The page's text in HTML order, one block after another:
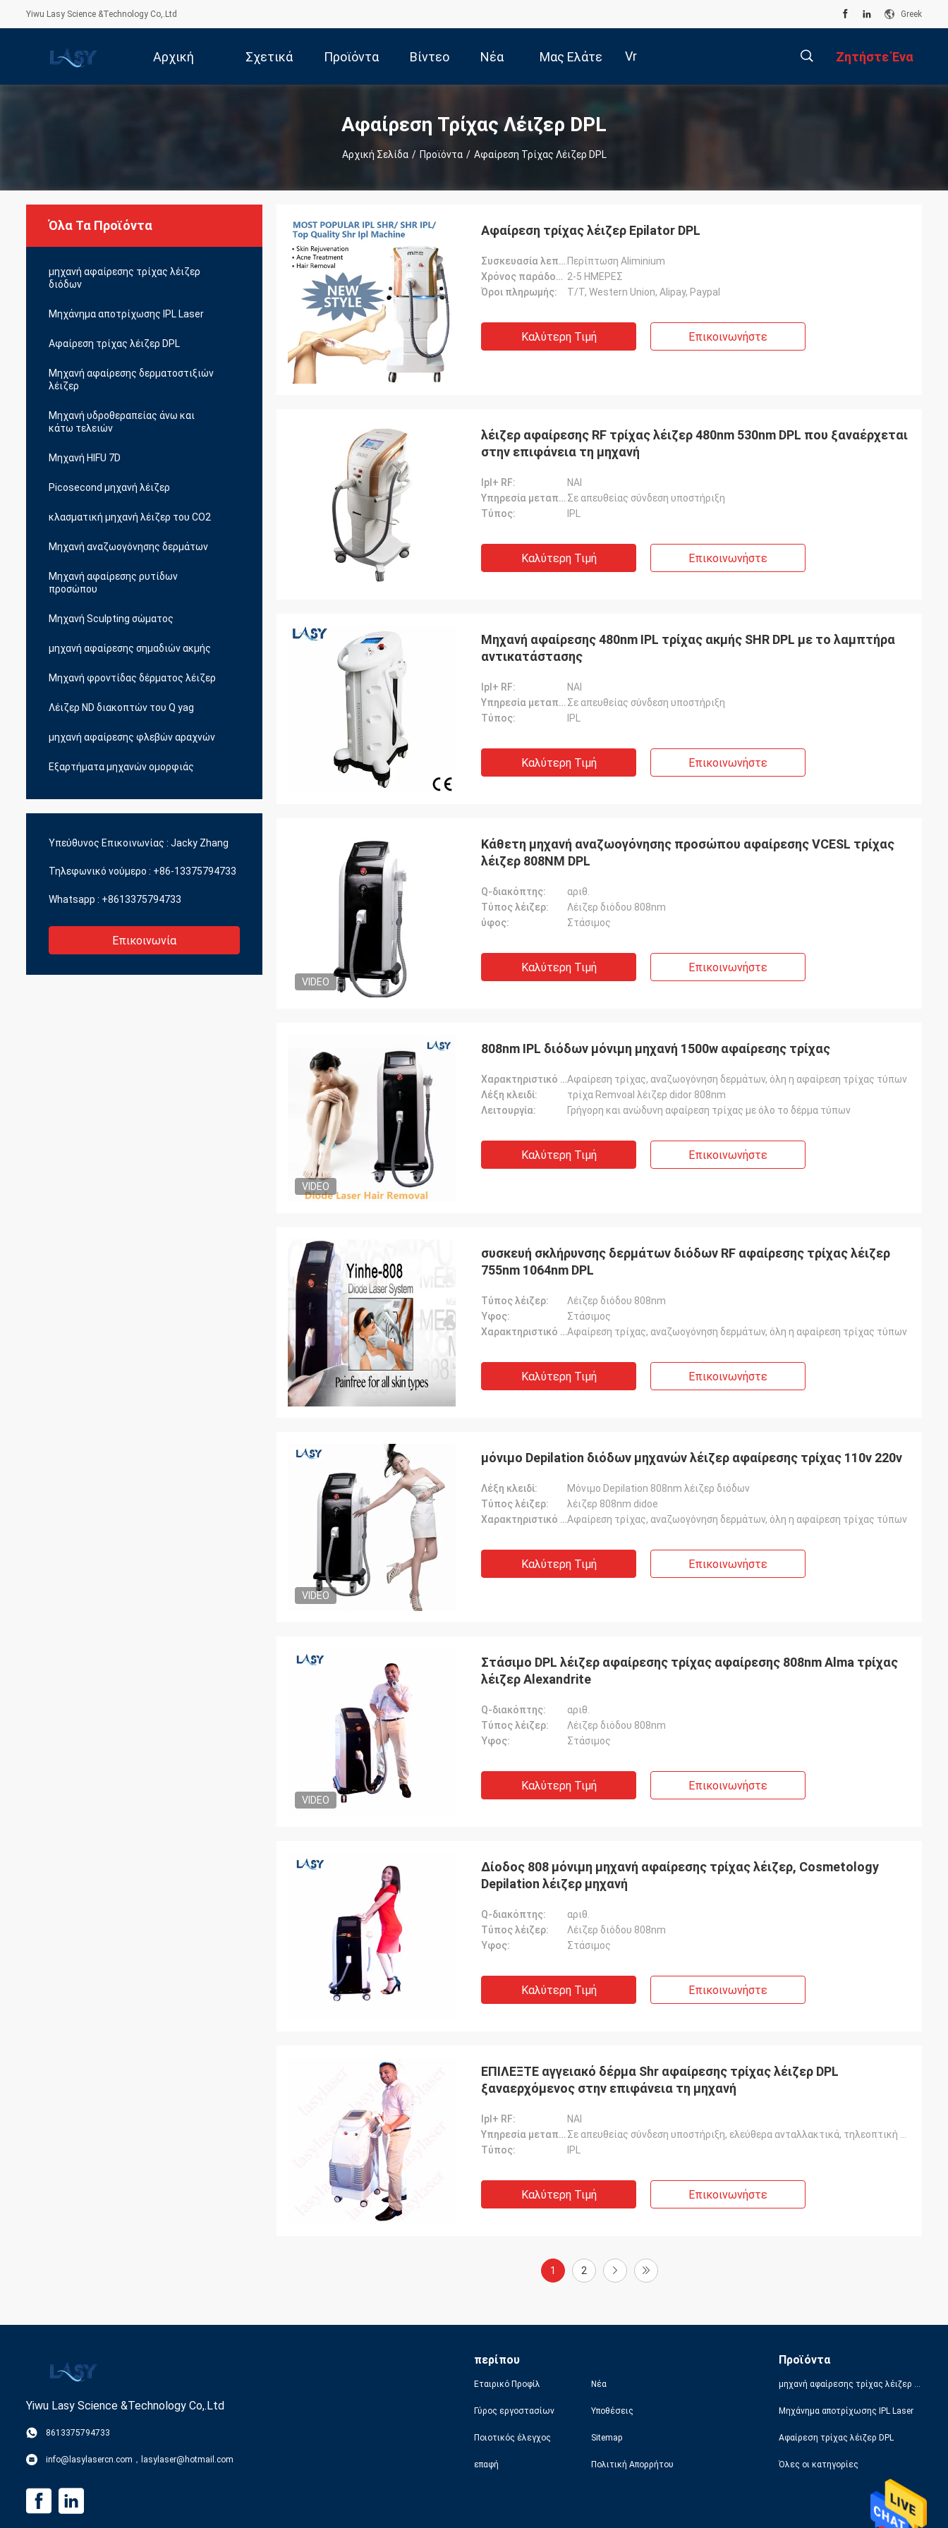
Yiwu Lasy Science &Technology Co,.Ltd Greek
Αρχική Σχετικά Προϊόντα Βίντεο Νέα Μας Ελάτε
Σε Επαφή
Vr Ζητήστε Ένα
Απόσπασμα
Αφαίρεση Τρίχας Λέιζερ DPL
Αρχική Σελίδα / Προϊόντα / Αφαίρεση Τρίχας Λέιζερ DPL
Όλα Τα Προϊόντα
μηχανή αφαίρεσης τρίχας λέιζερ
διόδων
Μηχάνημα αποτρίχωσης IPL Laser
Αφαίρεση τρίχας λέιζερ DPL
Μηχανή αφαίρεσης δερματοστιξιών
λέιζερ
Μηχανή υδροθεραπείας άνω και
κάτω τελειών
Μηχανή HIFU 7D
Picosecond μηχανή λέιζερ
κλασματική μηχανή λέιζερ του CO2
Μηχανή αναζωογόνησης δερμάτων
Μηχανή αφαίρεσης ρυτίδων
προσώπου
Μηχανή Sculpting σώματος
μηχανή αφαίρεσης σημαδιών ακμής
Μηχανή φροντίδας δέρματος λέιζερ
Λέιζερ ND διακοπτών του Q yag
μηχανή αφαίρεσης φλεβών αραχνών
Εξαρτήματα μηχανών ομορφιάς
Υπεύθυνος Επικοινωνίας : Jacky Zhang
Τηλεφωνικό νούμερο : +86-13375794733
Whatsapp : +8613375794733
Επικοινωνία
Αφαίρεση τρίχας λέιζερ Epilator DPL
Συσκευασία λεπτομέρειες: Περίπτωση Aliminium
Χρόνος παράδοσης: 2-5 ΗΜΕΡΕΣ
Όροι πληρωμής:
T/T, Western Union, Alipay, Paypal
Καλύτερη Τιμή Επικοινωνήστε
λέιζερ αφαίρεσης RF τρίχας λέιζερ 480nm 530nm DPL που ξαναέρχεται
στην επιφάνεια τη μηχανή
Ipl+ RF:
ΝΑΙ
Υπηρεσία μεταπωλήσεων παρεχόμενη: Σε απευθείας σύνδεση υποστήριξη
Τύπος:
IPL
Καλύτερη Τιμή Επικοινωνήστε
Μηχανή αφαίρεσης 480nm IPL τρίχας ακμής SHR DPL με το λαμπτήρα
αντικατάστασης
Ipl+ RF:
ΝΑΙ
Υπηρεσία μεταπωλήσεων παρεχόμενη: Σε απευθείας σύνδεση υποστήριξη
Τύπος:
IPL
Καλύτερη Τιμή Επικοινωνήστε
VIDEO
Κάθετη μηχανή αναζωογόνησης προσώπου αφαίρεσης VCESL τρίχας
λέιζερ 808NM DPL
Q-διακόπτης:
αριθ.
Τύπος λέιζερ:
Λέιζερ διόδου 808nm
ύφος:
Στάσιμος
Καλύτερη Τιμή Επικοινωνήστε
VIDEO
808nm IPL διόδων μόνιμη μηχανή 1500w αφαίρεσης τρίχας
Χαρακτηριστικό γνώρισμα:Αφαίρεση τρίχας, αναζωογόνηση δερμάτων, όλη η αφαίρεση τρίχας τύπων
Λέξη κλειδί:
τρίχα Remvoal λέιζερ didor 808nm
Λειτουργία:
Γρήγορη και ανώδυνη αφαίρεση τρίχας με όλο το δέρμα τύπων
Καλύτερη Τιμή Επικοινωνήστε
συσκευή σκλήρυνσης δερμάτων διόδων RF αφαίρεσης τρίχας λέιζερ
755nm 1064nm DPL
Τύπος λέιζερ:
Λέιζερ διόδου 808nm
Ύφος:
Στάσιμος
Χαρακτηριστικό γνώρισμα:Αφαίρεση τρίχας, αναζωογόνηση δερμάτων, όλη η αφαίρεση τρίχας τύπων
Καλύτερη Τιμή Επικοινωνήστε
VIDEO
μόνιμο Depilation διόδων μηχανών λέιζερ αφαίρεσης τρίχας 110v 220v
Λέξη κλειδί:
Μόνιμο Depilation 808nm λέιζερ διόδων
Τύπος λέιζερ:
λέιζερ 808nm didoe
Χαρακτηριστικό γνώρισμα:Αφαίρεση τρίχας, αναζωογόνηση δερμάτων, όλη η αφαίρεση τρίχας τύπων
Καλύτερη Τιμή Επικοινωνήστε
VIDEO
Στάσιμο DPL λέιζερ αφαίρεσης τρίχας αφαίρεσης 808nm Alma τρίχας
λέιζερ Alexandrite
Q-διακόπτης:
αριθ.
Τύπος λέιζερ:
Λέιζερ διόδου 808nm
Ύφος:
Στάσιμος
Καλύτερη Τιμή Επικοινωνήστε
Δίοδος 808 μόνιμη μηχανή αφαίρεσης τρίχας λέιζερ, Cosmetology
Depilation λέιζερ μηχανή
Q-διακόπτης:
αριθ.
Τύπος λέιζερ:
Λέιζερ διόδου 808nm
Ύφος:
Στάσιμος
Καλύτερη Τιμή Επικοινωνήστε
ΕΠΙΛΕΞΤΕ αγγειακό δέρμα Shr αφαίρεσης τρίχας λέιζερ DPL
ξαναερχόμενος στην επιφάνεια τη μηχανή
Ipl+ RF:
ΝΑΙ
Υπηρεσία μεταπωλήσεων παρεχόμενη:
Τύπος:
IPL
Καλύτερη Τιμή Επικοινωνήστε
1 2
Yiwu Lasy Science &Technology Co,.Ltd
8613375794733
info@lasylasercn.com，lasylaser@hotmail.com
περίπου
Εταιρικό Προφίλ
Γύρος εργοστασίων
Ποιοτικός έλεγχος
επαφή
Νέα
Υποθέσεις
Sitemap
Πολιτική Απορρήτου
Προϊόντα
μηχανή αφαίρεσης τρίχας λέιζερ διόδων
Μηχάνημα αποτρίχωσης IPL Laser
Αφαίρεση τρίχας λέιζερ DPL
Όλες οι κατηγορίες